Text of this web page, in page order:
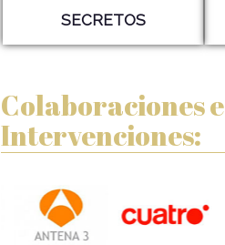
SECRETOS
Colaboraciones e
Intervenciones: